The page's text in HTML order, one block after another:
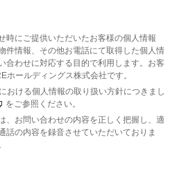
時にご提供いただいたお客様の個人情報
件情報、その他お電話にて取得した個人情
合わせに対応する目的で利用します。お客
ホールディングス株式会社です。
おける個人情報の取り扱い方針につきまし
をご参照ください。
、お問い合わせの内容を正しく把握し、適
話の内容を録音させていただいておりま